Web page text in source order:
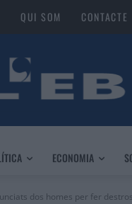
QUI SOM CONTACTE
ECONOMIA
dos homes per fer